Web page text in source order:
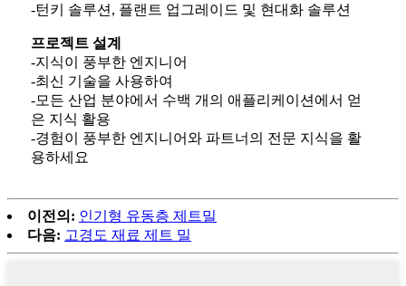
-턴키 솔루션, 플랜트 업그레이드 및 현대화 솔루션
프로젝트 설계
-지식이 풍부한 엔지니어
-최신 기술을 사용하여
-모든 산업 분야에서 수백 개의 애플리케이션에서 얻
은 지식 활용
-경험이 풍부한 엔지니어와 파트너의 전문 지식을 활
용하세요
이전의: 인기형 유동층 제트밀
다음: 고경도 재료 제트 밀